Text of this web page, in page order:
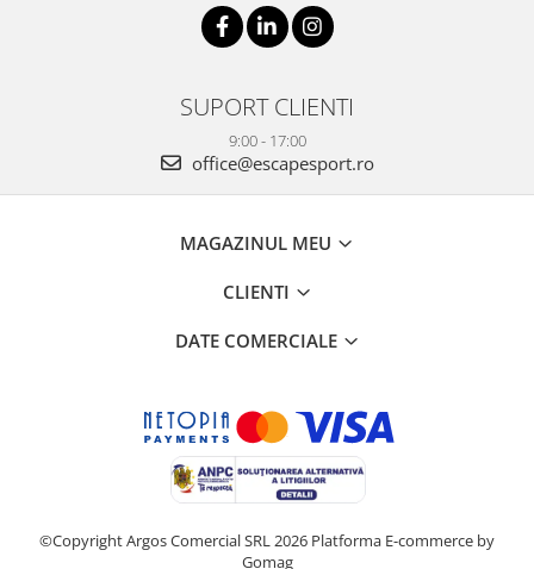
SUPORT CLIENTI
9:00 - 17:00
office@escapesport.ro
MAGAZINUL MEU
CLIENTI
DATE COMERCIALE
©Copyright Argos Comercial SRL 2026 Platforma E-commerce by
Gomag